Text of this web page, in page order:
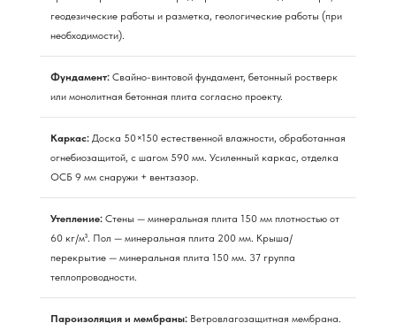
геодезические работы и разметка, геологические работы (при
необходимости).
Фундамент: Свайно-винтовой фундамент, бетонный ростверк
или монолитная бетонная плита согласно проекту.
Каркас: Доска 50×150 естественной влажности, обработанная
огнебиозащитой, с шагом 590 мм. Усиленный каркас, отделка
ОСБ 9 мм снаружи + вентзазор.
Утепление: Стены — минеральная плита 150 мм плотностью от
60 кг/м³. Пол — минеральная плита 200 мм. Крыша/
перекрытие — минеральная плита 150 мм. 37 группа
теплопроводности.
Пароизоляция и мембраны: Ветровлагозащитная мембрана.